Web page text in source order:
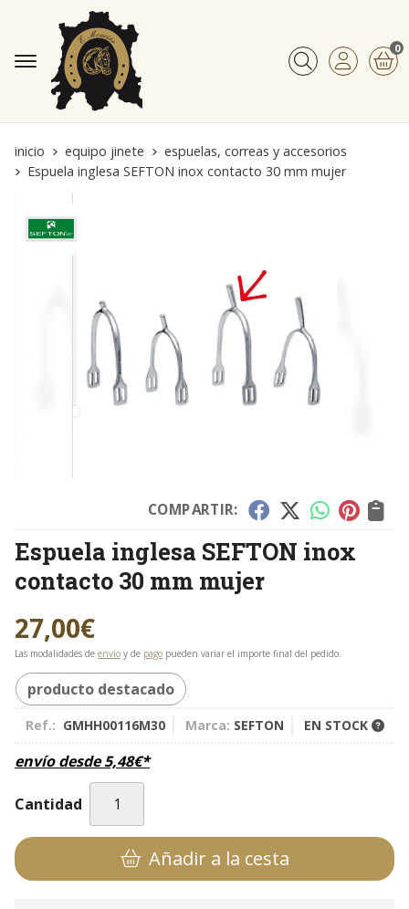
Buscar
0
inicio equipo jinete
espuelas, correas y accesorios
Espuela inglesa SEFTON inox contacto 30 mm mujer
COMPARTIR:
Espuela inglesa SEFTON inox
contacto 30 mm mujer
27,00€
Las modalidades de envío y de pago pueden variar el importe final del pedido.
producto destacado
Ref.: GMHH00116M30 Marca: SEFTON EN STOCK
envío desde5,48€*
Cantidad
Añadir a la cesta